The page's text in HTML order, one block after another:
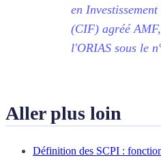
en
(CIF) agréé
l'ORIAS sous le
Aller plus loin
Définition des SCPI :